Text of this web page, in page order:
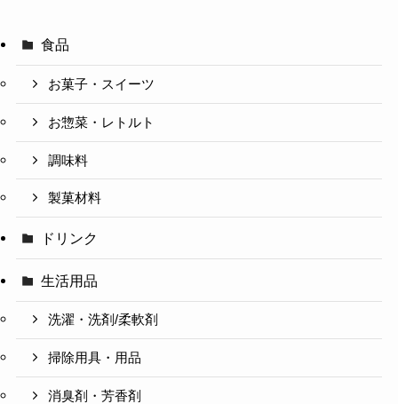
食品
お菓子・スイーツ
お惣菜・レトルト
調味料
製菓材料
ドリンク
生活用品
洗濯・洗剤/柔軟剤
掃除用具・用品
消臭剤・芳香剤